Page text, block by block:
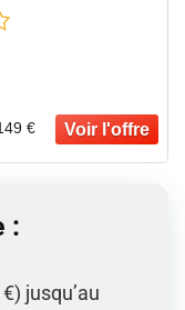
€
:
jusqu’au